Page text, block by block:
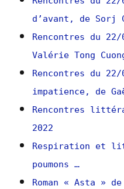
d’avant, de Sorj
Rencontres du
Valérie Tong
Rencontres du
impatience, de
Rencontres
2022
Respiration et
poumons …
Roman « Asta »